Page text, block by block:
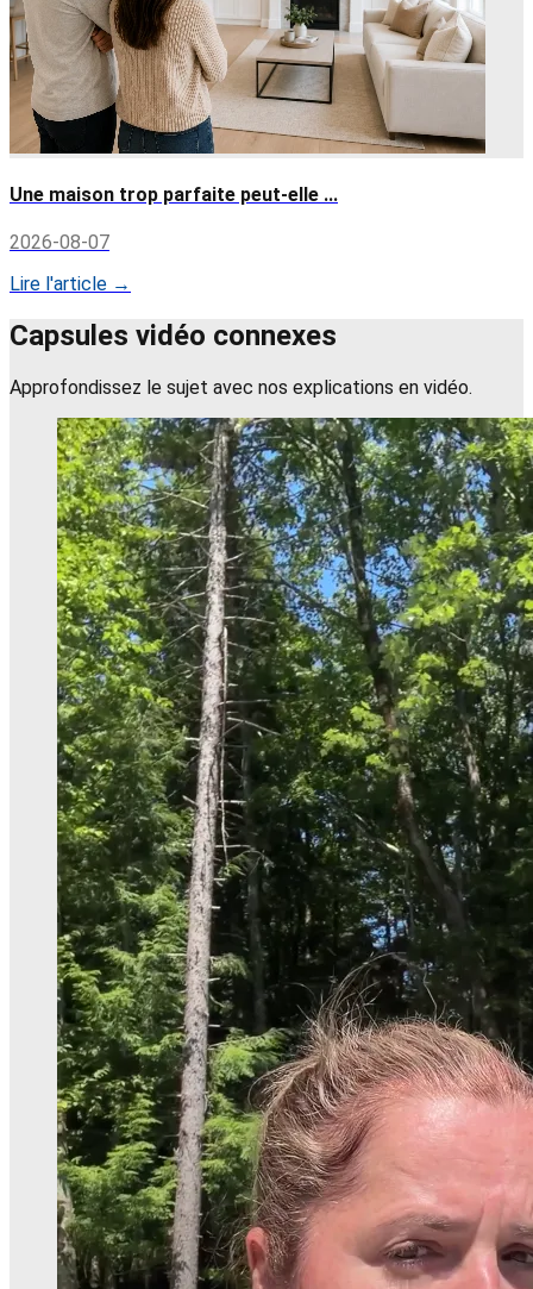
Une maison trop parfaite peut-elle ...
2026-08-07
Lire l'article →
Capsules vidéo connexes
Approfondissez le sujet avec nos explications en vidéo.